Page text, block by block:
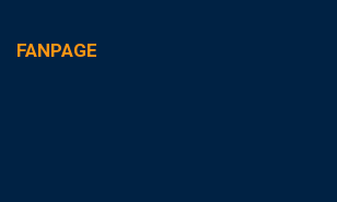
FANPAGE